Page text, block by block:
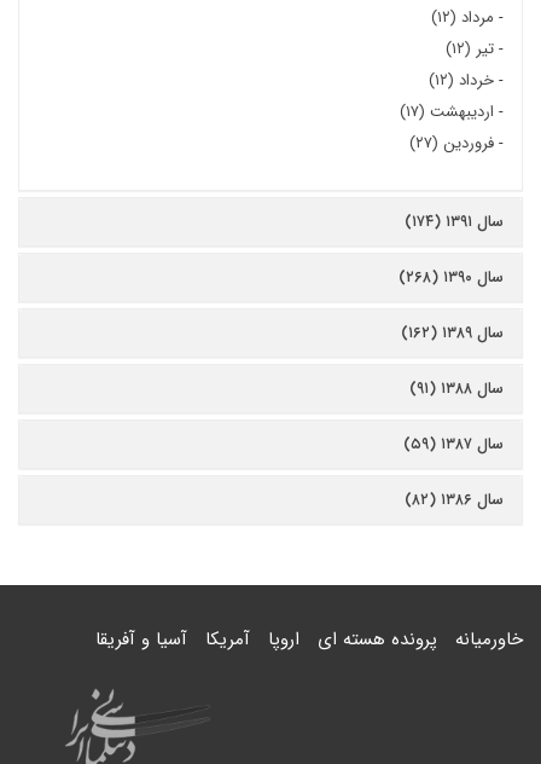
- مرداد (۱۲)
-تیر (۱۲)
-خرداد (۱۲)
- اردیبهشت (۱۷)
-فروردین (۲۷)
سال ۱۳۹۱ (۱۷۴)
سال ۱۳۹۰ (۲۶۸)
سال ۱۳۸۹ (۱۶۲)
سال ۱۳۸۸ (۹۱)
سال ۱۳۸۷ (۵۹)
سال ۱۳۸۶ (۸۲)
خاورمیانه پرونده هسته ای اروپا آمریکا آسیا و آفریقا